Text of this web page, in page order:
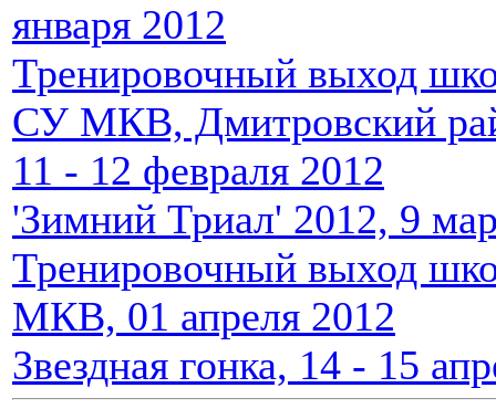
января 2012
Тренировочный выход
СУ МКВ, Дмитровский
11 - 12 февраля 2012
'Зимний Триал' 2012, 9
Тренировочный выход
МКВ, 01 апреля 2012
Звездная гонка, 14 - 15